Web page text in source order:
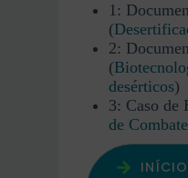
1:
(
2:
(
desérticos)
3: Caso de
de
INÍCIO